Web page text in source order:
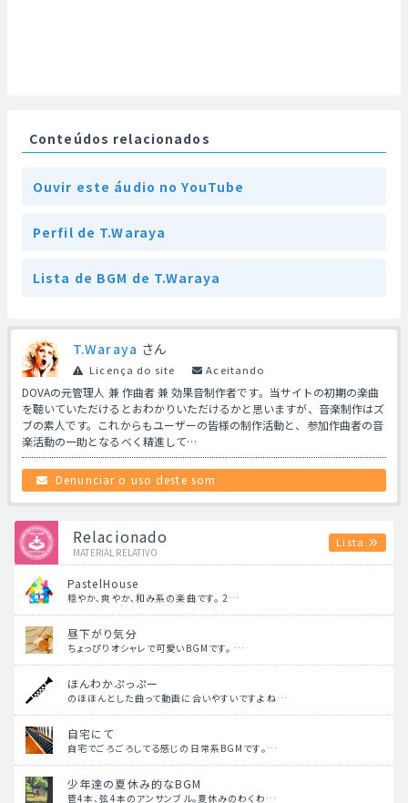
Conteúdos relacionados
Ouvir este áudio no YouTube
Perfil de T.Waraya
Lista de BGM de T.Waraya
T.Waraya さん
Licença do site Aceitando
DOVAの元管理人 兼 作曲者 兼 効果音制作者です。当サイトの初期の楽曲
を聴いていただけるとおわかりいただけるかと思いますが、音楽制作はズ
ブの素人です。これからもユーザーの皆様の制作活動と、参加作曲者の音
楽活動の一助となるべく精進して…
Denunciar o uso deste som
Relacionado
MATERIAL RELATIVO
Lista
PastelHouse
穏やか、爽やか、和み系の楽曲です。 2…
昼下がり気分
ちょっぴりオシャレで可愛いBGMです。 …
ほんわかぷっぷー
のほほんとした曲って動画に合いやすいですよね…
自宅にて
自宅でごろごろしてる感じの日常系BGMです。…
少年達の夏休み的なBGM
管4本、弦4本のアンサンブル。夏休みのわくわ…